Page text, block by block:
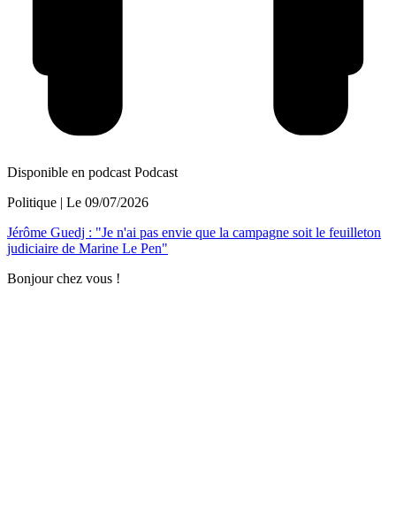
Disponible en podcast Podcast
Politique | Le 09/07/2026
Jérôme Guedj : "Je n'ai pas envie que la campagne soit le feuilleton
judiciaire de Marine Le Pen"
Bonjour chez vous !